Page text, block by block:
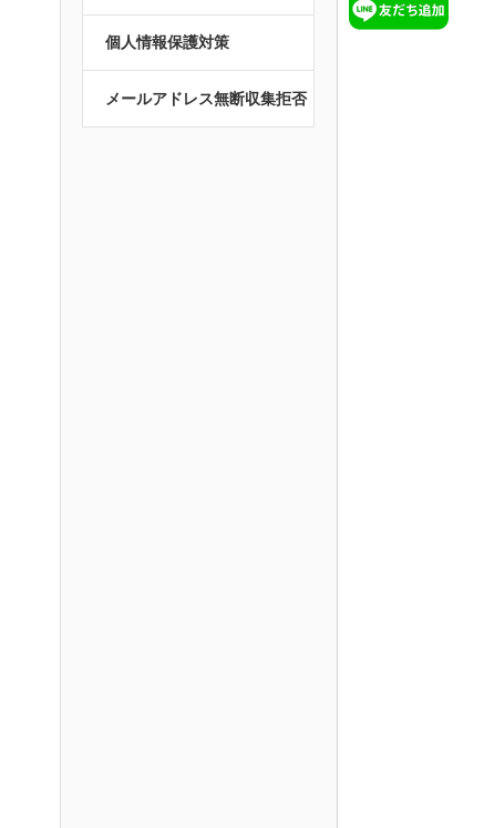
個人情報保護対策
メールアドレス無断収集拒否